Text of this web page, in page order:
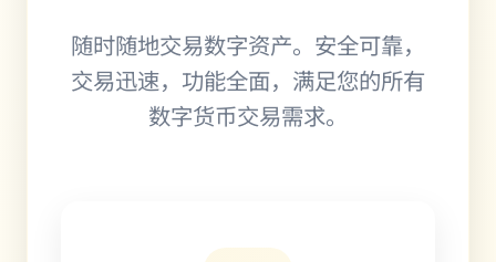
随时随地交易数字资产。安全可靠，
交易迅速，功能全面，满足您的所有
数字货币交易需求。